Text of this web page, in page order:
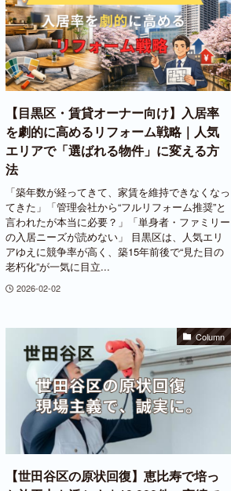
【目黒区・賃貸オーナー向け】入居率
を劇的に高めるリフォーム戦略｜人気
エリアで「選ばれる物件」に変える方
法
「築年数が経ってきて、家賃を維持できなくなっ
てきた」「管理会社から“フルリフォーム推奨”と
言われたが本当に必要？」「単身者・ファミリー
の入居ニーズが読めない」 目黒区は、人気エリ
アゆえに競争率が高く、築15年前後で“見た目の
老朽化”が一気に目立...
2026-02-02
Column
【世田谷区の原状回復】恵比寿で培っ